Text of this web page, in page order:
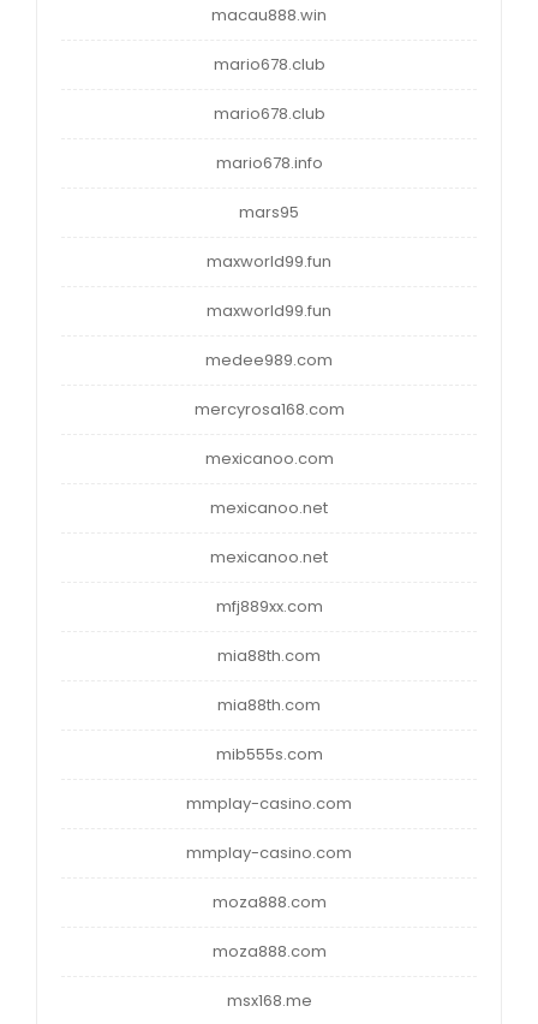
macau888.win
mario678.club
mario678.club
mario678.info
mars95
maxworld99.fun
maxworld99.fun
medee989.com
mercyrosa168.com
mexicanoo.com
mexicanoo.net
mexicanoo.net
mfj889xx.com
mia88th.com
mia88th.com
mib555s.com
mmplay-casino.com
mmplay-casino.com
moza888.com
moza888.com
msx168.me